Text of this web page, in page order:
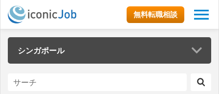
無料転職相談
シンガポール